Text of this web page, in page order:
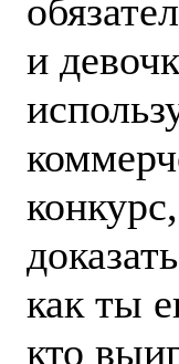
и
как ты
кто